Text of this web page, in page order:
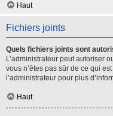
Haut
Fichiers joints
Quels fichiers joints sont
L’administrateur peut autoriser
vous n’êtes pas sûr de ce qui
l’administrateur pour plus
Haut